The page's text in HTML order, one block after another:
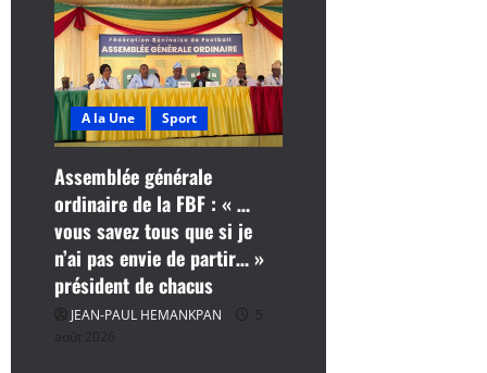
A la Une Sport
Assemblée générale
ordinaire de la FBF : « …
vous savez tous que si je
n’ai pas envie de partir… »
président de chacus
JEAN-PAUL HEMANKPAN
5
août 2026